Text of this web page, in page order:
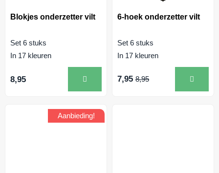
Blokjes onderzetter vilt
Set 6 stuks
In 17 kleuren
8,95
6-hoek onderzetter vilt
Set 6 stuks
In 17 kleuren
7,95 8,95
Aanbieding!